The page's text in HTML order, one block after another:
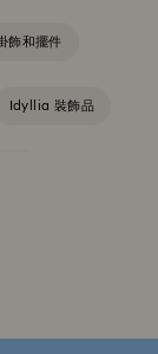
飾和擺件
Idyllia 裝飾品
品